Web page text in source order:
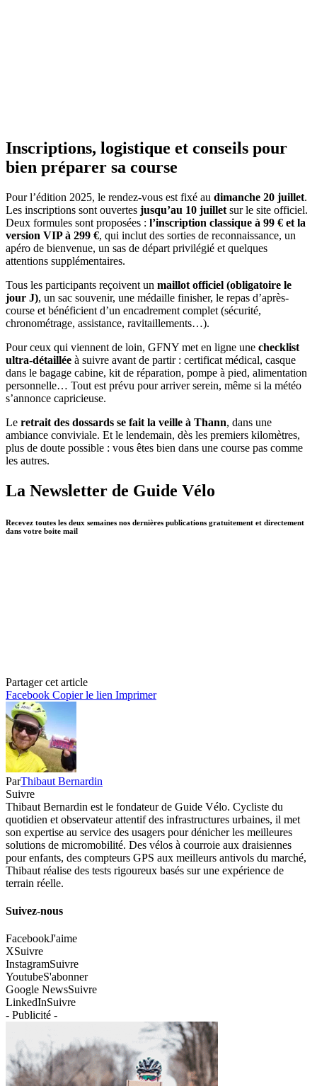
Inscriptions, logistique et conseils pour
bien préparer sa course
Pour l’édition 2025, le rendez-vous est fixé au dimanche 20 juillet.
Les inscriptions sont ouvertes jusqu’au 10 juillet sur le site officiel.
Deux formules sont proposées : l’inscription classique à 99 € et la
version VIP à 299 €, qui inclut des sorties de reconnaissance, un
apéro de bienvenue, un sas de départ privilégié et quelques
attentions supplémentaires.
Tous les participants reçoivent un maillot officiel (obligatoire le
jour J), un sac souvenir, une médaille finisher, le repas d’après-
course et bénéficient d’un encadrement complet (sécurité,
chronométrage, assistance, ravitaillements…).
Pour ceux qui viennent de loin, GFNY met en ligne une checklist
ultra-détaillée à suivre avant de partir : certificat médical, casque
dans le bagage cabine, kit de réparation, pompe à pied, alimentation
personnelle… Tout est prévu pour arriver serein, même si la météo
s’annonce capricieuse.
Le retrait des dossards se fait la veille à Thann, dans une
ambiance conviviale. Et le lendemain, dès les premiers kilomètres,
plus de doute possible : vous êtes bien dans une course pas comme
les autres.
La Newsletter de Guide Vélo
Recevez toutes les deux semaines nos dernières publications gratuitement et directement
dans votre boite mail
Partager cet article
Facebook Copier le lien Imprimer
ParThibaut Bernardin
Suivre
Thibaut Bernardin est le fondateur de Guide Vélo. Cycliste du
quotidien et observateur attentif des infrastructures urbaines, il met
son expertise au service des usagers pour dénicher les meilleures
solutions de micromobilité. Des vélos à courroie aux draisiennes
pour enfants, des compteurs GPS aux meilleurs antivols du marché,
Thibaut réalise des tests rigoureux basés sur une expérience de
terrain réelle.
Suivez-nous
FacebookJ'aime
XSuivre
InstagramSuivre
YoutubeS'abonner
Google NewsSuivre
LinkedInSuivre
- Publicité -